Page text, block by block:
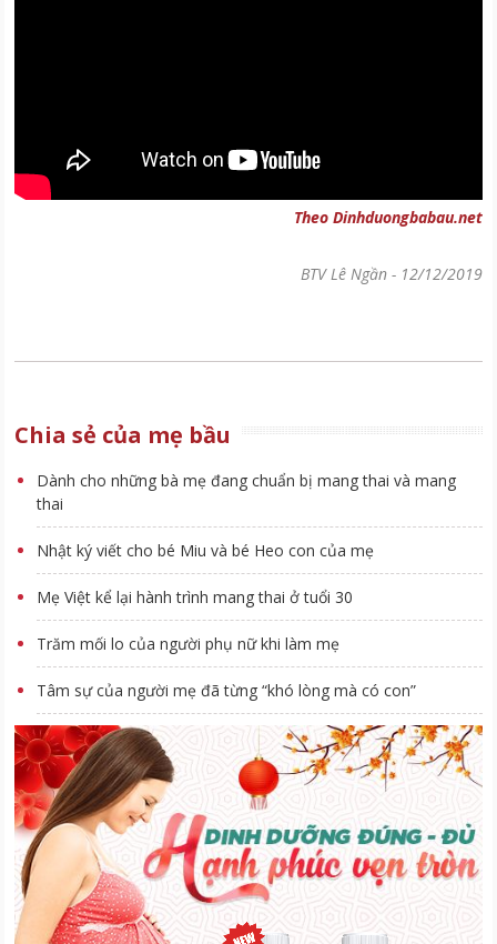
Theo Dinhduongbabau.net
BTV Lê Ngần- 12/12/2019
Chia sẻ của mẹ bầu
Dành cho những bà mẹ đang chuẩn bị mang thai và mang
thai
Nhật ký viết cho bé Miu và bé Heo con của mẹ
Mẹ Việt kể lại hành trình mang thai ở tuổi 30
Trăm mối lo của người phụ nữ khi làm mẹ
Tâm sự của người mẹ đã từng “khó lòng mà có con”